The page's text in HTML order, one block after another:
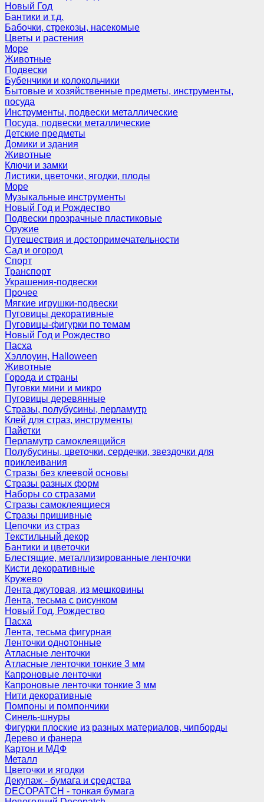
Новый Год
Бантики и т.д.
Бабочки, стрекозы, насекомые
Цветы и растения
Море
Животные
Подвески
Бубенчики и колокольчики
Бытовые и хозяйственные предметы, инструменты,
посуда
Инструменты, подвески металлические
Посуда, подвески металлические
Детские предметы
Домики и здания
Животные
Ключи и замки
Листики, цветочки, ягодки, плоды
Море
Музыкальные инструменты
Новый Год и Рождество
Подвески прозрачные пластиковые
Оружие
Путешествия и достопримечательности
Сад и огород
Спорт
Транспорт
Украшения-подвески
Прочее
Мягкие игрушки-подвески
Пуговицы декоративные
Пуговицы-фигурки по темам
Новый Год и Рождество
Пасха
Хэллоуин, Halloween
Животные
Города и страны
Пуговки мини и микро
Пуговицы деревянные
Стразы, полубусины, перламутр
Клей для страз, инструменты
Пайетки
Перламутр самоклеящийся
Полубусины, цветочки, сердечки, звездочки для
приклеивания
Стразы без клеевой основы
Стразы разных форм
Наборы со стразами
Стразы самоклеящиеся
Стразы пришивные
Цепочки из страз
Текстильный декор
Бантики и цветочки
Блестящие, металлизированные ленточки
Кисти декоративные
Кружево
Лента джутовая, из мешковины
Лента, тесьма с рисунком
Новый Год, Рождество
Пасха
Лента, тесьма фигурная
Ленточки однотонные
Атласные ленточки
Атласные ленточки тонкие 3 мм
Капроновые ленточки
Капроновые ленточки тонкие 3 мм
Нити декоративные
Помпоны и помпончики
Синель-шнуры
Фигурки плоские из разных материалов, чипборды
Дерево и фанера
Картон и МДФ
Металл
Цветочки и ягодки
Декупаж - бумага и средства
DECOPATCH - тонкая бумага